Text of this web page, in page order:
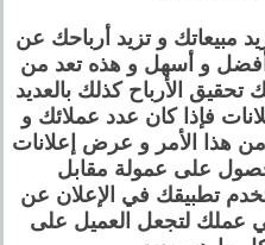
مبيعاتك و تزيد أرباحك عن
و أسهل و هذه تعد من
تحقيق الأرباح كذلك بالعديد
فإذا كان عدد عملائك و
من هذا الأمر و عرض إعلانات
على عمولة مقابل
تطبيقك في الإعلان عن
عملك لتجعل العميل على